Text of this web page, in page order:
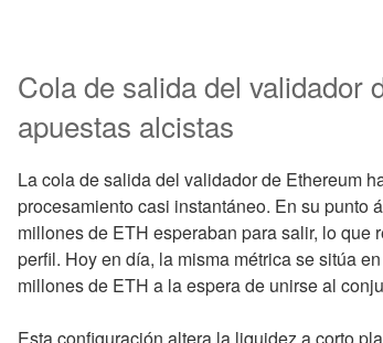
Cola de salida del validador
apuestas alcistas
La cola de salida del validador de Ethereum
procesamiento casi instantáneo. En su punto
millones de ETH esperaban para salir, lo
perfil. Hoy en día, la misma métrica se sitúa
millones de ETH a la espera de unirse al